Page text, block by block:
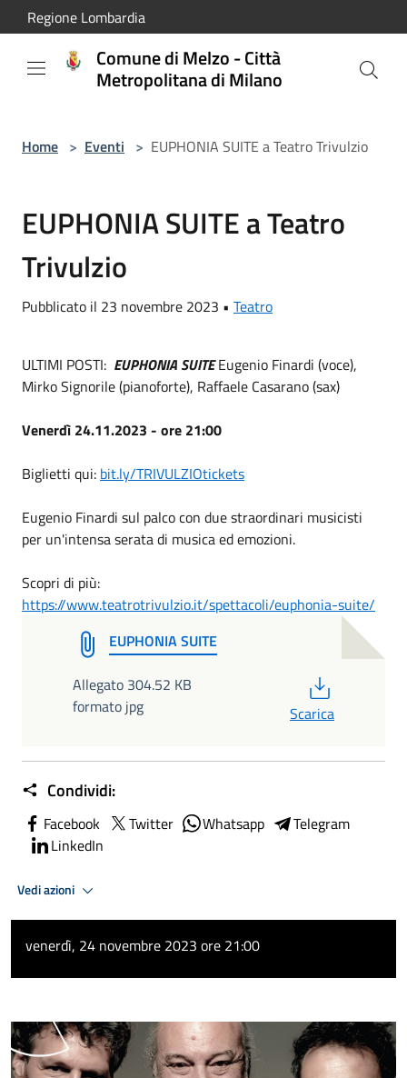
Salta al contenuto principale
Regione Lombardia
Comune di Melzo - Città
Metropolitana di Milano
Home > Eventi > EUPHONIA SUITE a Teatro Trivulzio
EUPHONIA SUITE a Teatro
Trivulzio
Pubblicato il 23 novembre 2023 • Teatro
ULTIMI POSTI: EUPHONIA SUITEEugenio Finardi (voce),
Mirko Signorile (pianoforte), Raffaele Casarano (sax)
Venerdì 24.11.2023 - ore 21:00
Biglietti qui: bit.ly/TRIVULZIOtickets
Eugenio Finardi sul palco con due straordinari musicisti
per un'intensa serata di musica ed emozioni.
Scopri di più:
https://www.teatrotrivulzio.it/spettacoli/euphonia-suite/
EUPHONIA SUITE
Allegato 304.52 KB
formato jpg
Scarica
Condividi:
Facebook Twitter Whatsapp
Telegram
LinkedIn
Vedi azioni
venerdì, 24 novembre 2023 ore 21:00